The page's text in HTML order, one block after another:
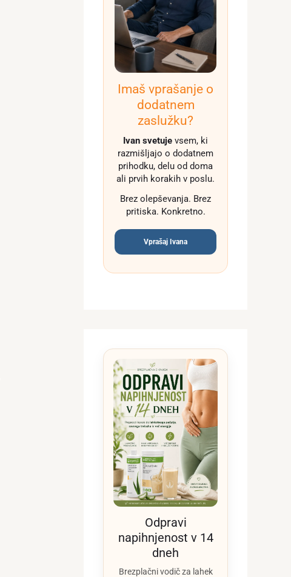
Imaš vprašanje o
dodatnem
zaslužku?
Ivan svetuje vsem, ki
razmišljajo o dodatnem
prihodku, delu od doma
ali prvih korakih v poslu.
Brez olepševanja. Brez
pritiska. Konkretno.
Vprašaj Ivana
Odpravi
napihnjenost v 14
dneh
Brezplačni vodič za lahek